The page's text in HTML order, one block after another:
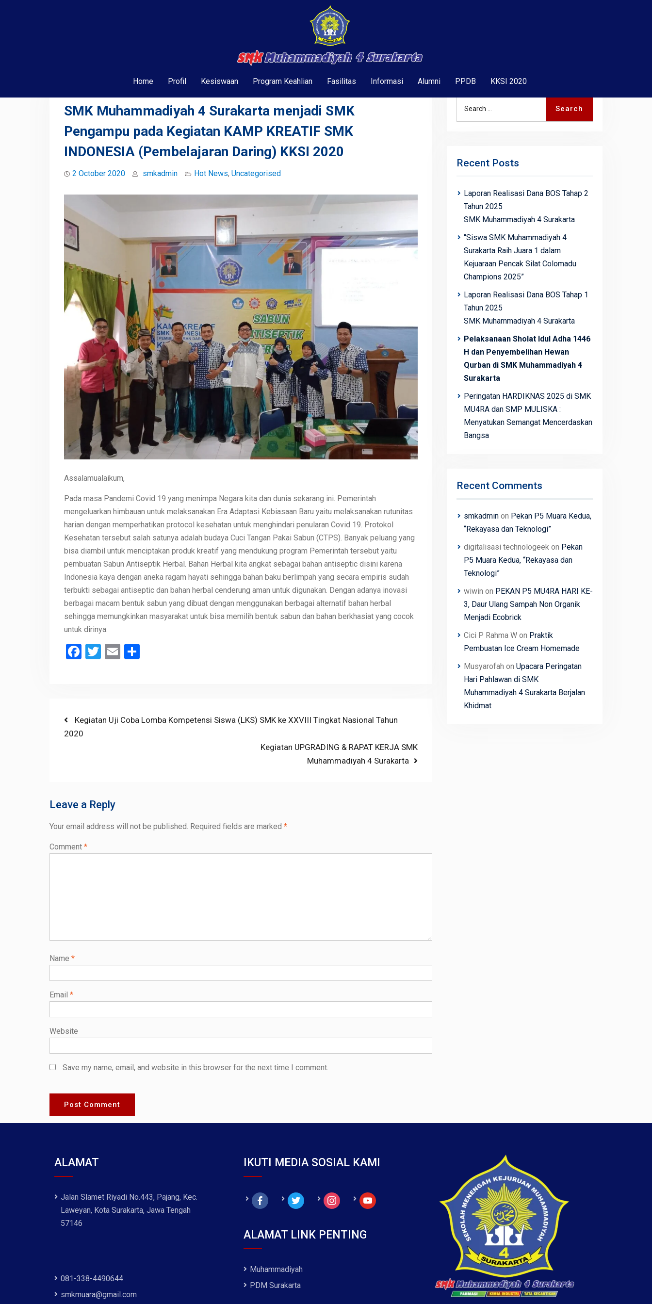
Home Profil Kesiswaan Program Keahlian Fasilitas Informasi Alumni PPDB KKSI 2020
SMK Muhammadiyah 4 Surakarta menjadi SMK
Pengampu pada Kegiatan KAMP KREATIF SMK
INDONESIA (Pembelajaran Daring) KKSI 2020
2 October 2020 smkadmin Hot News, Uncategorised
Assalamualaikum,
Pada masa Pandemi Covid 19 yang menimpa Negara kita dan dunia sekarang ini. Pemerintah
mengeluarkan himbauan untuk melaksanakan Era Adaptasi Kebiasaan Baru yaitu melaksanakan rutunitas
harian dengan memperhatikan protocol kesehatan untuk menghindari penularan Covid 19. Protokol
Kesehatan tersebut salah satunya adalah budaya Cuci Tangan Pakai Sabun (CTPS). Banyak peluang yang
bisa diambil untuk menciptakan produk kreatif yang mendukung program Pemerintah tersebut yaitu
pembuatan Sabun Antiseptik Herbal. Bahan Herbal kita angkat sebagai bahan antiseptic disini karena
Indonesia kaya dengan aneka ragam hayati sehingga bahan baku berlimpah yang secara empiris sudah
terbukti sebagai antiseptic dan bahan herbal cenderung aman untuk digunakan. Dengan adanya inovasi
berbagai macam bentuk sabun yang dibuat dengan menggunakan berbagai alternatif bahan herbal
sehingga memungkinkan masyarakat untuk bisa memilih bentuk sabun dan bahan berkhasiat yang cocok
untuk dirinya.
Facebook
TwitterEmail
Post
navigation
Previous
post:
Kegiatan Uji Coba Lomba Kompetensi Siswa (LKS) SMK ke XXVIII Tingkat Nasional Tahun
2020
Next
Kegiatan UPGRADING & RAPAT KERJA SMK
Muhammadiyah 4 Surakarta
Leave a Reply
Your email address will not be published. Required fields are marked *
Comment *
Name *
Email *
Website
Save my name, email, and website in this browser for the next time I comment.
Search
Recent Posts
Laporan Realisasi Dana BOS Tahap 2
Tahun 2025
SMK Muhammadiyah 4 Surakarta
“Siswa SMK Muhammadiyah 4
Surakarta Raih Juara 1 dalam
Kejuaraan Pencak Silat Colomadu
Champions 2025”
Laporan Realisasi Dana BOS Tahap 1
Tahun 2025
SMK Muhammadiyah 4 Surakarta
Pelaksanaan Sholat Idul Adha 1446
H dan Penyembelihan Hewan
Qurban di SMK Muhammadiyah 4
Surakarta
Peringatan HARDIKNAS 2025 di SMK
MU4RA dan SMP MULISKA :
Menyatukan Semangat Mencerdaskan
Bangsa
Recent Comments
smkadmin on Pekan P5 Muara Kedua,
“Rekayasa dan Teknologi”
digitalisasi technologeek on Pekan
P5 Muara Kedua, “Rekayasa dan
Teknologi”
wiwin on PEKAN P5 MU4RA HARI KE-
3, Daur Ulang Sampah Non Organik
Menjadi Ecobrick
Cici P Rahma W on Praktik
Pembuatan Ice Cream Homemade
Musyarofah on Upacara Peringatan
Hari Pahlawan di SMK
Muhammadiyah 4 Surakarta Berjalan
Khidmat
ALAMAT
Jalan Slamet Riyadi No.443, Pajang, Kec.
Laweyan, Kota Surakarta, Jawa Tengah
57146
081-338-4490644
smkmuara@gmail.com
IKUTI MEDIA SOSIAL KAMI
facebook twitter instagram youtube
ALAMAT LINK PENTING
Muhammadiyah
PDM Surakarta